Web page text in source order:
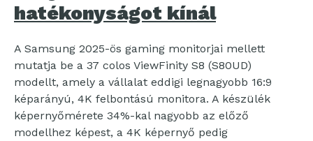
hatékonyságot kínál
A Samsung 2025-ös gaming monitorjai mellett
mutatja be a 37 colos ViewFinity S8 (S80UD)
modellt, amely a vállalat eddigi legnagyobb 16:9
képarányú, 4K felbontású monitora. A készülék
képernyőmérete 34%-kal nagyobb az előző
modellhez képest, a 4K képernyő pedig